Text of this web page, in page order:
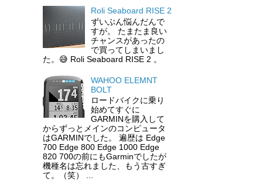
Roli Seaboard RISE 2
ずいぶん悩んだんで
すが。 たまたま良い
チャンスがあったの
で買ってしまいまし
た。😅 Roli Seaboard RISE 2 。
WAHOO ELEMNT
BOLT
ロードバイクに乗り
始めてすぐに
GARMINを購入して
からずっとメインのコンピュータ
はGARMINでした。 遍歴は Edge
700 Edge 800 Edge 1000 Edge
820 700の前にもGarminでしたが
機種名は忘れました、もう古すぎ
て。（笑） ...